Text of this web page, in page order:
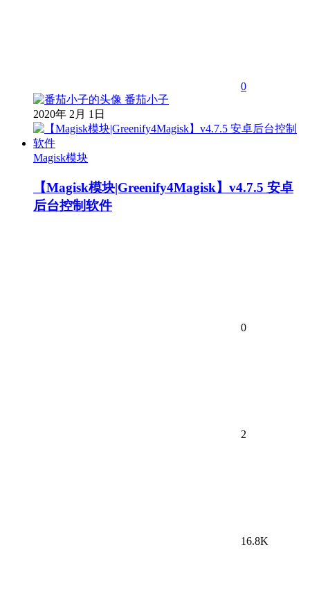
0
番茄小子
2020年 2月 1日
Magisk模块
【Magisk模块|Greenify4Magisk】v4.7.5 安卓
后台控制软件
0
2
16.8K